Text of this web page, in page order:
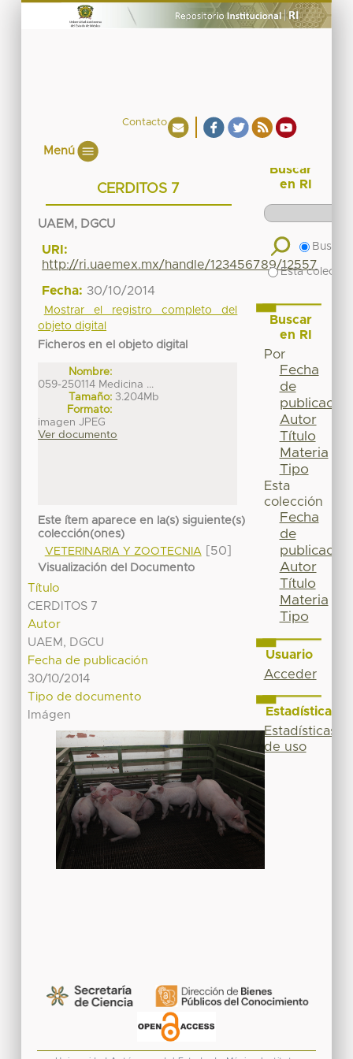
Contacto
Menú
CERDITOS 7
UAEM, DGCU
URI:
http://ri.uaemex.mx/handle/123456789/12557
Fecha: 30/10/2014
Mostrar el registro completo del
objeto digital
Ficheros en el objeto digital
Nombre:
059-250114 Medicina ...
Tamaño: 3.204Mb
Formato:
imagen JPEG
Ver documento
Este ítem aparece en la(s) siguiente(s)
colección(ones)
VETERINARIA Y ZOOTECNIA
[50]
Visualización del Documento
Título
CERDITOS 7
Autor
UAEM, DGCU
Fecha de publicación
30/10/2014
Tipo de documento
Imágen
Buscar
en RI
Buscar
Esta
Buscar
en RI
Por
Fecha
de
publicación
Autor
Título
Materia
Tipo
Esta
colección
Fecha
de
publicación
Autor
Título
Materia
Tipo
Usuario
Acceder
Estadísticas
Estadísticas
de uso